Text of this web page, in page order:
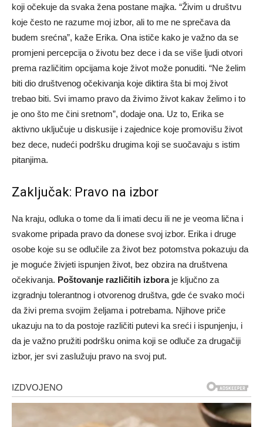
koji očekuje da svaka žena postane majka. “Živim u društvu
koje često ne razume moj izbor, ali to me ne sprečava da
budem srećna”, kaže Erika. Ona ističe kako je važno da se
promjeni percepcija o životu bez dece i da se više ljudi otvori
prema različitim opcijama koje život može ponuditi. “Ne želim
biti dio društvenog očekivanja koje diktira šta bi moj život
trebao biti. Svi imamo pravo da živimo život kakav želimo i to
je ono što me čini sretnom”, dodaje ona. Uz to, Erika se
aktivno uključuje u diskusije i zajednice koje promovišu život
bez dece, nudeći podršku drugima koji se suočavaju s istim
pitanjima.
Zaključak: Pravo na izbor
Na kraju, odluka o tome da li imati decu ili ne je veoma lična i
svakome pripada pravo da donese svoj izbor. Erika i druge
osobe koje su se odlučile za život bez potomstva pokazuju da
je moguće živjeti ispunjen život, bez obzira na društvena
očekivanja. Poštovanje različitih izboraje ključno za
izgradnju tolerantnog i otvorenog društva, gde će svako moći
da živi prema svojim željama i potrebama. Njihove priče
ukazuju na to da postoje različiti putevi ka sreći i ispunjenju, i
da je važno pružiti podršku onima koji se odluče za drugačiji
izbor, jer svi zaslužuju pravo na svoj put.